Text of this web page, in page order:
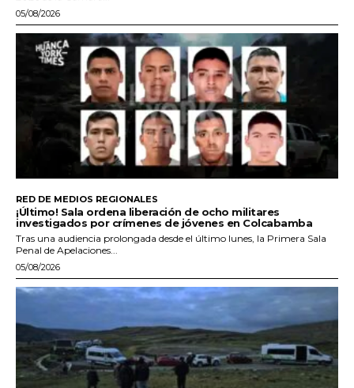
05/08/2026
RED DE MEDIOS REGIONALES
¡Último! Sala ordena liberación de ocho militares
investigados por crímenes de jóvenes en Colcabamba
Tras una audiencia prolongada desde el último lunes, la Primera Sala
Penal de Apelaciones...
05/08/2026